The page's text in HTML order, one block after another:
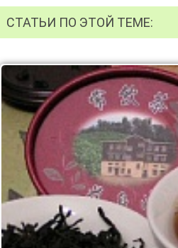
СТАТЬИ ПО ЭТОЙ ТЕМЕ: